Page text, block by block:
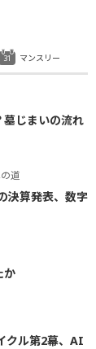
墓じまいの流れ
道
決算発表、数字
か
クル第2幕、AI
マンスリー